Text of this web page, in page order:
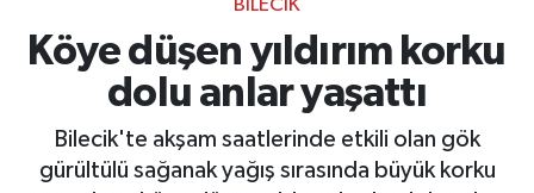
BİLECİK
Köye düşen yıldırım korku
dolu anlar yaşattı
Bilecik'te akşam saatlerinde etkili olan gök
gürültülü sağanak yağış sırasında büyük korku
GÜNDEM
RESMİ İLANLAR
KÖŞE YAZILARI
Bursa Trafik Yoğunluk Haritası
Süper Lig Puan Durumu ve Fikstür
Tüm Manşetler